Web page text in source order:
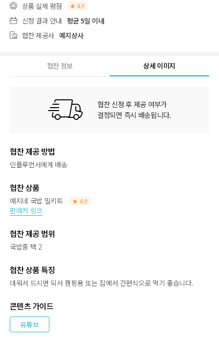
상품 실제 평점 4.9
신청 결과 안내 평균 5일 이내
협찬 제공사 예지상사
협찬 정보 상세 이미지
협찬 신청 후 제공 여부가
결정되면 즉시 배송됩니다.
협찬 제공 방법
인플루언서에게 배송
협찬 상품
예지네 국밥 밀키트 4.9
판매처 링크
협찬 제공 범위
국밥중 택 2
협찬 상품 특징
데워서 드시면 되서 캠핑용 또는 집에서 간편식으로 먹기 좋습니다.
콘텐츠 가이드
유튜브